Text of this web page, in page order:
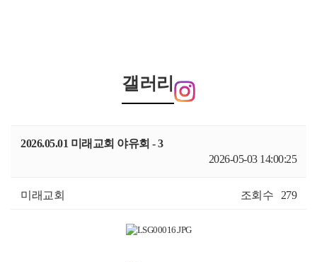
갤러리
2026.05.01 미래교회 야유회 - 3
2026-05-03 14:00:25
미래교회 조회수 279